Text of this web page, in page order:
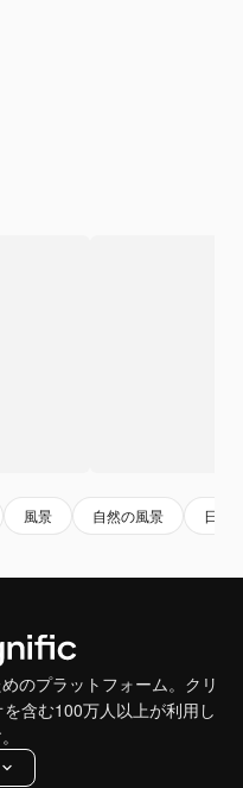
風景 自然の風景 日本
のプラットフォーム。クリ
含む100万人以上が利用し